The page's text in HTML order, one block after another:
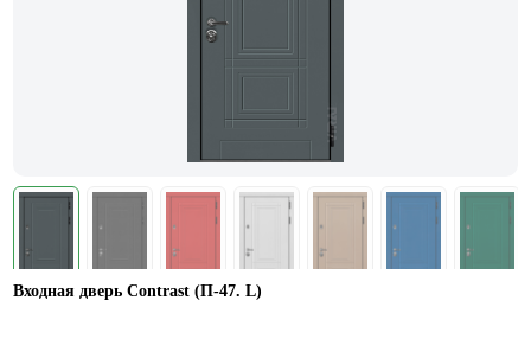
Входная дверь Contrast (П-47. L)